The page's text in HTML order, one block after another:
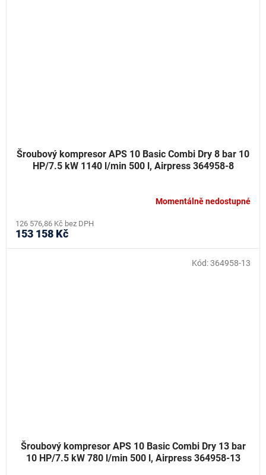
Šroubový kompresor APS 10 Basic Combi Dry 8 bar 10
HP/7.5 kW 1140 l/min 500 l, Airpress 364958-8
Momentálně nedostupné
126 576,86 Kč bez DPH
153 158 Kč
Šroubový kompresor APS 10 Basic Combi Dry 13 bar
10 HP/7.5 kW 780 l/min 500 l, Airpress 364958-13
Kód:364958-13